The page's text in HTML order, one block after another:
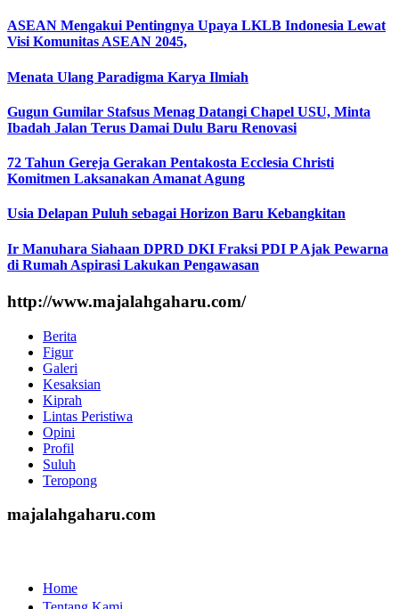
ASEAN Mengakui Pentingnya Upaya LKLB Indonesia Lewat
Visi Komunitas ASEAN 2045,
Menata Ulang Paradigma Karya Ilmiah
Gugun Gumilar Stafsus Menag Datangi Chapel USU, Minta
Ibadah Jalan Terus Damai Dulu Baru Renovasi
72 Tahun Gereja Gerakan Pentakosta Ecclesia Christi
Komitmen Laksanakan Amanat Agung
Usia Delapan Puluh sebagai Horizon Baru Kebangkitan
Ir Manuhara Siahaan DPRD DKI Fraksi PDI P Ajak Pewarna
di Rumah Aspirasi Lakukan Pengawasan
http://www.majalahgaharu.com/
Berita
Figur
Galeri
Kesaksian
Kiprah
Lintas Peristiwa
Opini
Profil
Suluh
Teropong
majalahgaharu.com
Home